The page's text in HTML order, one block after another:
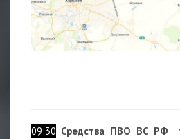
09:30 Средства ПВО ВС РФ